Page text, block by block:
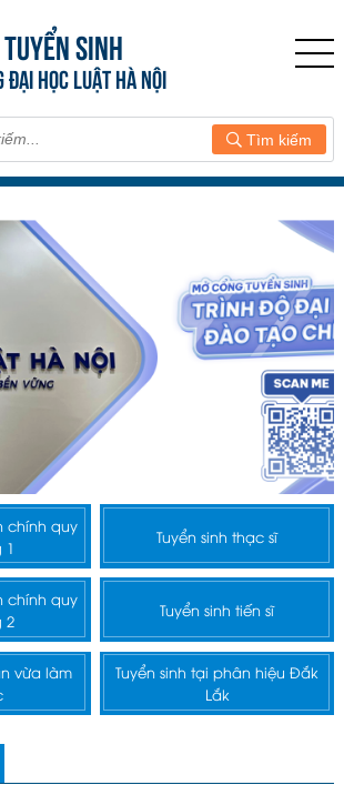
SINH
ĐẠI HỌC LUẬT HÀ NỘI
Tìm kiếm
chính quy
1
Tuyển sinh thạc sĩ
chính quy
2
Tuyển sinh tiến sĩ
vừa làm
Tuyển sinh tại phân hiệu Đắk
Lắk